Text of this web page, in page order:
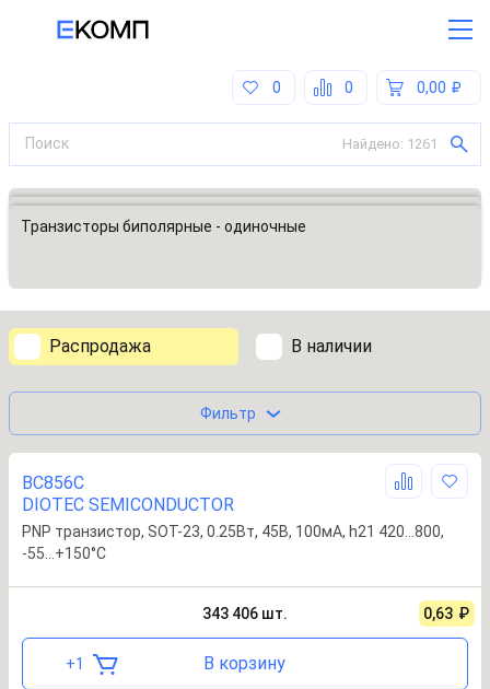
0,00
0
0
Найдено: 1261
Все категории
Дискретные полупроводниковые приборы
Транзисторы биполярные - одиночные
Распродажа В наличии
Фильтр
BC856C
DIOTEC SEMICONDUCTOR
PNP транзистор, SOT-23, 0.25Вт, 45В, 100мА, h21 420…800,
-55…+150°С
343 406 шт. 0,63 ₽
+1 В корзину